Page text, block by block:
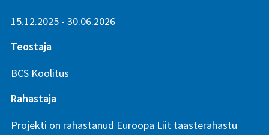
15.12.2025 - 30.06.2026
Teostaja
BCS Koolitus
Rahastaja
Projekti on rahastanud Euroopa Liit taasterahastu